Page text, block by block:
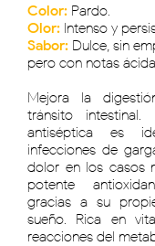
Color: Pardo.
Olor: Intenso y
Sabor: Dulce, sin
pero con notas
Mejora la
tránsito
antiséptica es
infecciones de
dolor en los casos
potente
gracias a su
sueño. Rica en
reacciones del